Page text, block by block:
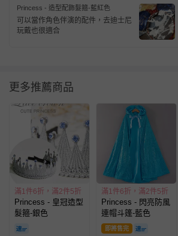
Princess - 造型配飾髮箍-藍紅色
可以當作角色伴演的配件，去迪士尼
玩戴也很適合
更多推薦商品
滿1件6折，滿2件5折
Princess - 皇冠造型
髮箍-銀色
滿1件6折，滿2件5折
Princess - 閃亮防風
連帽斗篷-藍色
即將售完